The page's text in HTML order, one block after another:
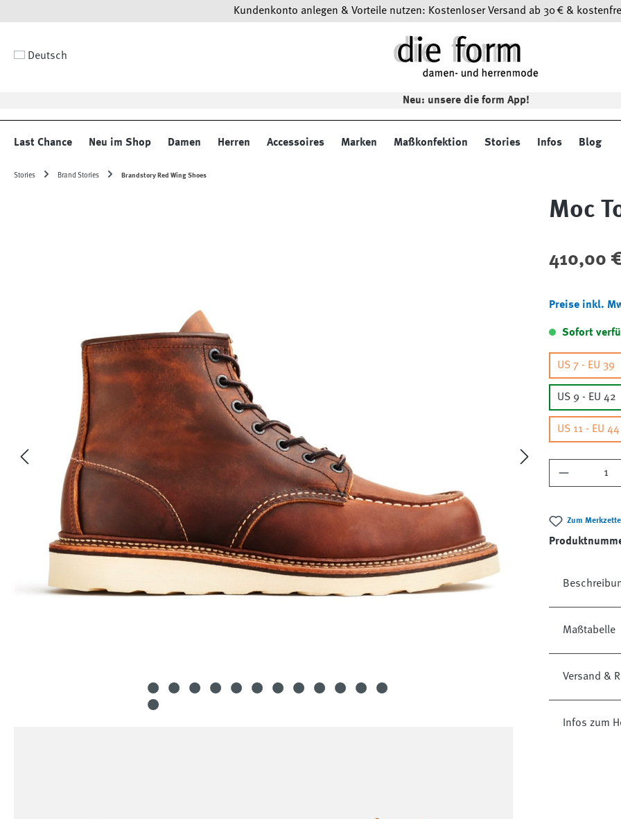
Kundenkonto anlegen & Vorteile nutzen: Kostenloser Versand ab 30 € &
Deutsch
Neu: unsere die form App!
Last Chance Neu im Shop Damen Herren Accessoires Marken Maßkonfektion Stories Infos Blog
Stories Brand Stories Brandstory Red Wing Shoes
Moc
Regulärer
410,00
Preise inkl.
Sofort
US 7 - EU 39
US 9 - EU 42
US 11 - EU 44
Produkt
Zum
Maßtabelle
Versand &
Infos zum